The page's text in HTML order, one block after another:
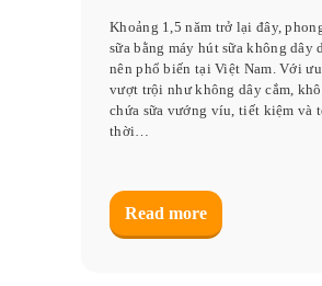
Khoảng 1,5 năm trở lại đây,
sữa bằng máy hút sữa không dây
nên phổ biến tại Việt Nam. Với
vượt trội như không dây cắm,
chứa sữa vướng víu, tiết kiệm và
thời…
Read more